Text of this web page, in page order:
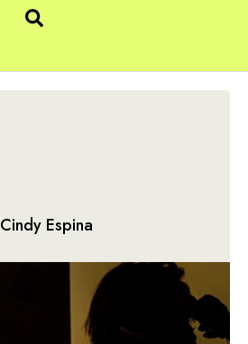
Cindy Espina